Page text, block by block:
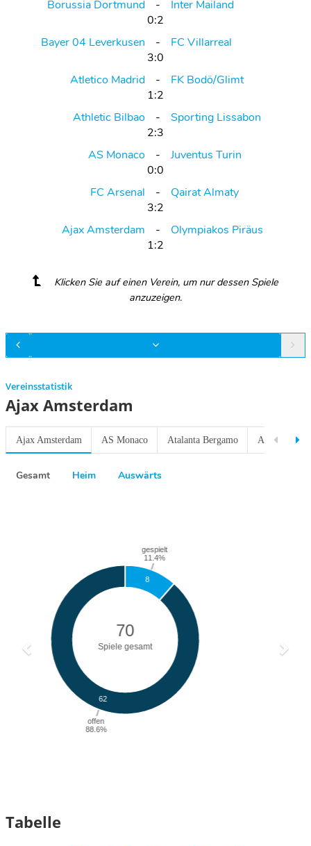
Borussia Dortmund
Inter Mailand
0:2
Bayer 04 Leverkusen
FC Villarreal
3:0
Atletico Madrid
FK Bodö/Glimt
1:2
Athletic Bilbao
Sporting Lissabon
2:3
AS Monaco
Juventus Turin
0:0
FC Arsenal
Qairat Almaty
3:2
Ajax Amsterdam
Olympiakos Piräus
1:2
Klicken Sie auf einen Verein, um nur dessen Spiele
anzuzeigen.
Vereinsstatistik
Ajax Amsterdam
Ajax Amsterdam AS Monaco Atalanta Bergamo Athletic
Gesamt Heim Auswärts
Tabelle